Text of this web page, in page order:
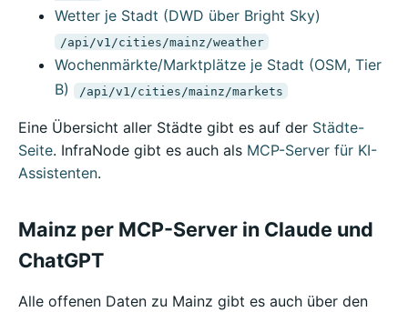
Wetter je Stadt (DWD über Bright Sky)
/api/v1/cities/mainz/weather
Wochenmärkte/Marktplätze je Stadt (OSM, Tier
B)
/api/v1/cities/mainz/markets
Eine Übersicht aller Städte gibt es auf der Städte-
Seite. InfraNode gibt es auch als MCP-Server für KI-
Assistenten.
Mainz per MCP-Server in Claude und
ChatGPT
Alle offenen Daten zu Mainz gibt es auch über den